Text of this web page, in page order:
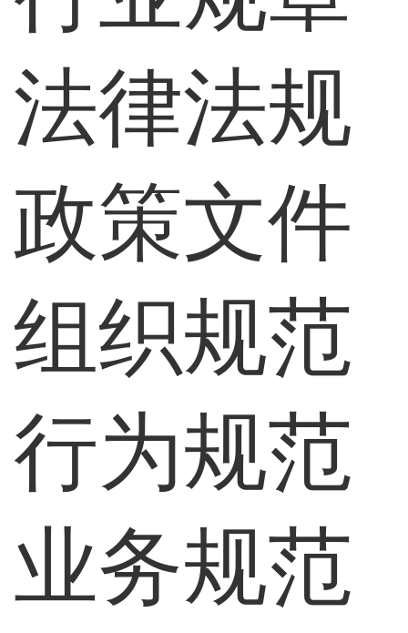
法律法规
政策文件
组织规范
行为规范
业务规范